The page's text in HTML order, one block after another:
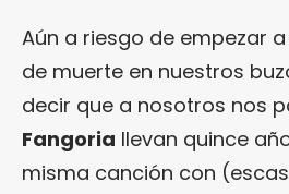
Aún a riesgo de empezar
de muerte en nuestros
decir que a nosotros nos
Fangoria llevan quince
misma canción con